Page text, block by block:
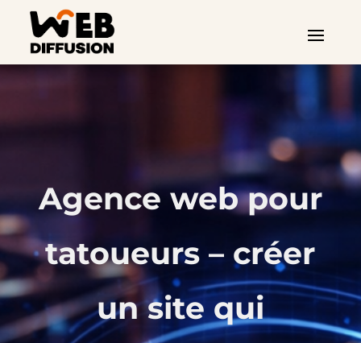
Agence web pour
tatoueurs – créer
un site qui